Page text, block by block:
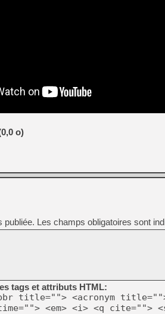
o)
publiée. Les champs obligatoires sont
tags et attributs HTML:
title=""> <acronym
<em> <i> <q cite="">